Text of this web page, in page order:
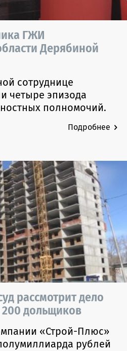
ГЖИ
Дерябиной
сотруднице
четыре эпизода
полномочий.
Подробнее
рассмотрит дело
дольщиков
«Строй-Плюс»
рублей